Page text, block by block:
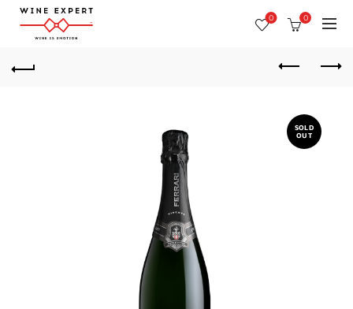
0 0
SOLD
OUT